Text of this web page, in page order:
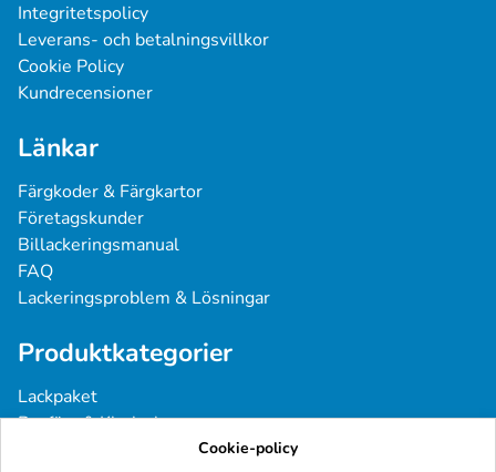
Integritetspolicy
Leverans- och betalningsvillkor
Cookie Policy
Kundrecensioner
Länkar
Färgkoder & Färgkartor
Företagskunder
Billackeringsmanual
FAQ
Lackeringsproblem & Lösningar
Produktkategorier
Lackpaket
Basfärg & Klarlack
Cookie-policy